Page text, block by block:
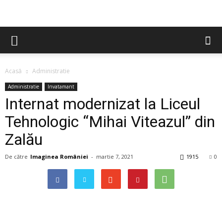
Acasă Administratie
Administratie Invatamant
Internat modernizat la Liceul
Tehnologic “Mihai Viteazul” din
Zalău
De către Imaginea României - martie 7, 2021 0
1915